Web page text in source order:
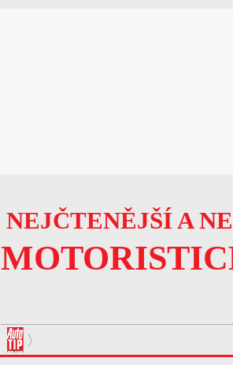
NEJČTENĚJŠÍ A